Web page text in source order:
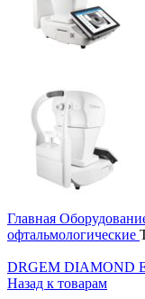
Главная
офтальмологические
DRGEM DIAMOND
Назад к товарам